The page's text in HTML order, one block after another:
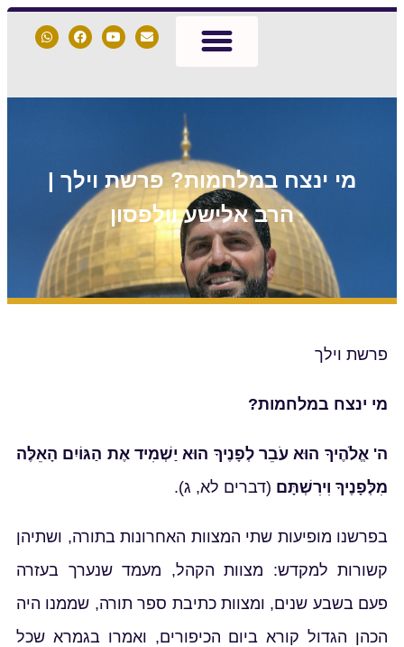
פרשת וילך |
וולפסון
הוּא יַשְׁמִיד אֶת הַגּוֹיִם הָאֵלֶּה
לא, ג).
האחרונות בתורה, ושתיהן
הקהל, מעמד שנערך בעזרה
כתיבת ספר תורה, שממנו היה
הכיפורים, ואמרו בגמרא שכל